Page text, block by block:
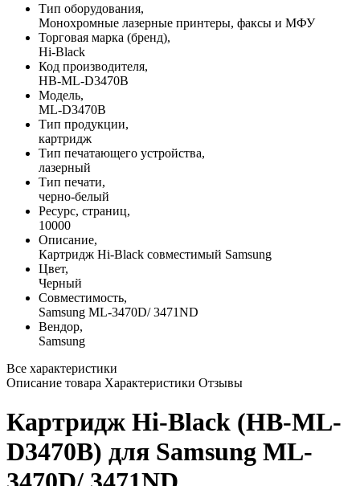
Тип оборудования,
Монохромные лазерные принтеры, факсы и МФУ
Торговая марка (бренд),
Hi-Black
Код производителя,
HB-ML-D3470B
Модель,
ML-D3470B
Тип продукции,
картридж
Тип печатающего устройства,
лазерный
Тип печати,
черно-белый
Ресурс, страниц,
10000
Описание,
Картридж Hi-Black совместимый Samsung
Цвет,
Черный
Совместимость,
Samsung ML-3470D/ 3471ND
Вендор,
Samsung
Все характеристики
Описание товара Характеристики Отзывы
Картридж Hi-Black (HB-ML-
D3470B) для Samsung ML-